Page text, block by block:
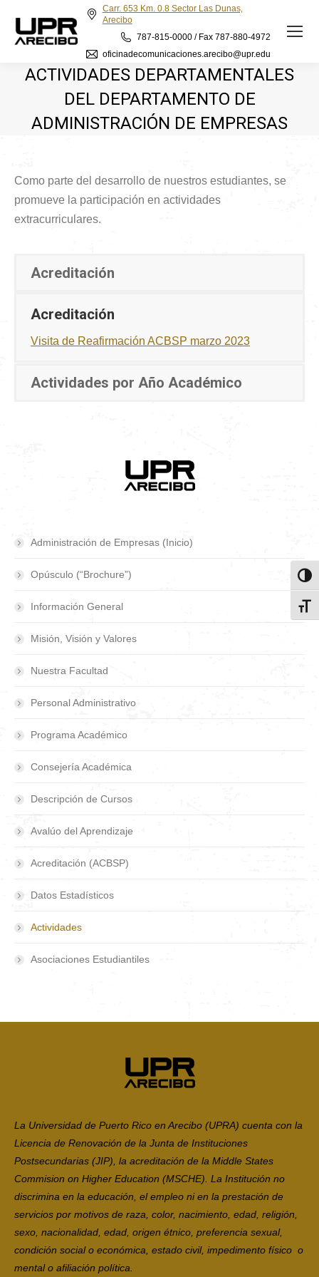
Carr. 653 Km. 0.8 Sector Las Dunas,
Arecibo
787-815-0000 / Fax 787-880-4972
oficinadecomunicaciones.arecibo@upr.edu
ACTIVIDADES DEPARTAMENTALES
DEL DEPARTAMENTO DE
ADMINISTRACIÓN DE EMPRESAS
Como parte del desarrollo de nuestros estudiantes, se
promueve la participación en actividades
extracurriculares.
Acreditación
Acreditación
Visita de Reafirmación ACBSP marzo 2023
Actividades por Año Académico
Administración de Empresas (Inicio)
Opúsculo (“Brochure”)
Información General
Misión, Visión y Valores
Nuestra Facultad
Personal Administrativo
Programa Académico
Consejería Académica
Descripción de Cursos
Avalúo del Aprendizaje
Acreditación (ACBSP)
Datos Estadísticos
Actividades
Asociaciones Estudiantiles
La Universidad de Puerto Rico en Arecibo (UPRA) cuenta con la
Licencia de Renovación de la Junta de Instituciones
Postsecundarias (JIP), la acreditación de la Middle States
Commision on Higher Education (MSCHE). La Institución no
discrimina en la educación, el empleo ni en la prestación de
servicios por motivos de raza, color, nacimiento, edad, religión,
sexo, nacionalidad, edad, origen étnico, preferencia sexual,
condición social o económica, estado civil, impedimento físico o
mental o afiliación política.